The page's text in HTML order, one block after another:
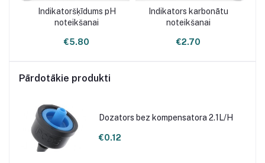
Indikatoršķīdums pH
noteikšanai
€5.80
Indikators karbonātu
noteikšanai
€2.70
Pārdotākie produkti
Dozators bez kompensatora 2.1L/H
€0.12